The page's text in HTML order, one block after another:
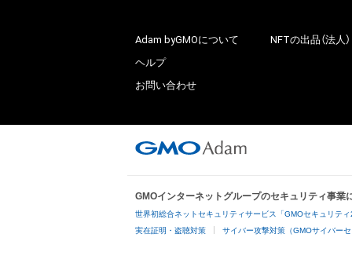
Adam byGMOについて
ヘルプ
お問い合わせ
NFTの出品（法人）
GMOインターネットグループのセキュリティ事業
世界初総合ネットセキュリティサービス「GMOセキュリテ
実在証明・盗聴対策
サイバー攻撃対策（GMOサイバー